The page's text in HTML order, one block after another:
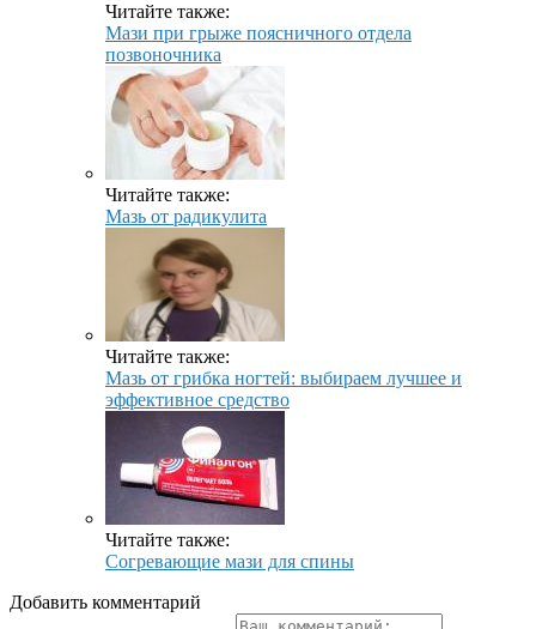
Читайте также:
Мази при грыже поясничного отдела
позвоночника
Читайте также:
Мазь от радикулита
Читайте также:
Мазь от грибка ногтей: выбираем лучшее и
эффективное средство
Читайте также:
Согревающие мази для спины
Добавить комментарий